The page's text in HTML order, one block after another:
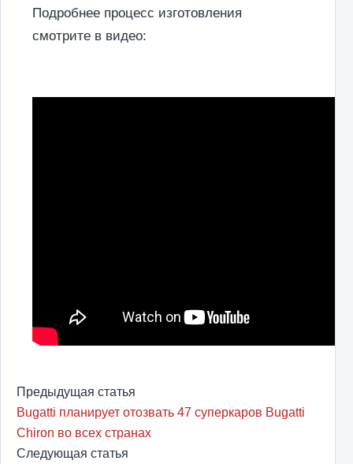
Подробнее процесс изготовления
смотрите в видео:
Предыдущая статья
Bugatti планирует отозвать 47 суперкаров Bugatti
Chiron во всех странах
Следующая статья